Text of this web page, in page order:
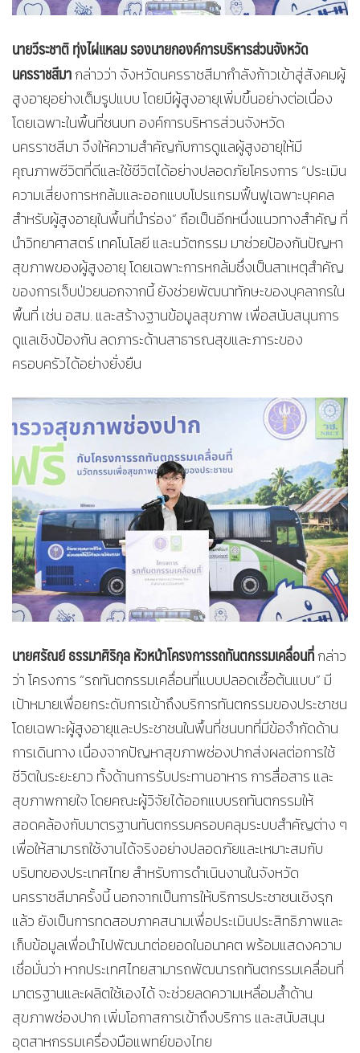
นายวีระชาติ ทุ่งไผ่แหลม รองนายกองค์การบริหารส่วนจังหวัด
นครราชสีมากล่าวว่า จังหวัดนครราชสีมากำลังก้าวเข้าสู่สังคมผู้
สูงอายุอย่างเต็มรูปแบบ โดยมีผู้สูงอายุเพิ่มขึ้นอย่างต่อเนื่อง
โดยเฉพาะในพื้นที่ชนบท องค์การบริหารส่วนจังหวัด
นครราชสีมา จึงให้ความสำคัญกับการดูแลผู้สูงอายุให้มี
คุณภาพชีวิตที่ดีและใช้ชีวิตได้อย่างปลอดภัยโครงการ “ประเมิน
ความเสี่ยงการหกล้มและออกแบบโปรแกรมฟื้นฟูเฉพาะบุคคล
สำหรับผู้สูงอายุในพื้นที่นำร่อง” ถือเป็นอีกหนึ่งแนวทางสำคัญ ที่
นำวิทยาศาสตร์ เทคโนโลยี และนวัตกรรม มาช่วยป้องกันปัญหา
สุขภาพของผู้สูงอายุ โดยเฉพาะการหกล้มซึ่งเป็นสาเหตุสำคัญ
ของการเจ็บป่วยนอกจากนี้ ยังช่วยพัฒนาทักษะของบุคลากรใน
พื้นที่ เช่น อสม. และสร้างฐานข้อมูลสุขภาพ เพื่อสนับสนุนการ
ดูแลเชิงป้องกัน ลดภาระด้านสาธารณสุขและภาระของ
ครอบครัวได้อย่างยั่งยืน
นายศรัณย์ ธรรมาศิริกุล หัวหน้าโครงการรถทันตกรรมเคลื่อนที่กล่าว
ว่า โครงการ “รถทันตกรรมเคลื่อนที่แบบปลอดเชื้อต้นแบบ” มี
เป้าหมายเพื่อยกระดับการเข้าถึงบริการทันตกรรมของประชาชน
โดยเฉพาะผู้สูงอายุและประชาชนในพื้นที่ชนบทที่มีข้อจำกัดด้าน
การเดินทาง เนื่องจากปัญหาสุขภาพช่องปากส่งผลต่อการใช้
ชีวิตในระยะยาว ทั้งด้านการรับประทานอาหาร การสื่อสาร และ
สุขภาพกายใจ โดยคณะผู้วิจัยได้ออกแบบรถทันตกรรมให้
สอดคล้องกับมาตรฐานทันตกรรมครอบคลุมระบบสำคัญต่าง ๆ
เพื่อให้สามารถใช้งานได้จริงอย่างปลอดภัยและเหมาะสมกับ
บริบทของประเทศไทย สำหรับการดำเนินงานในจังหวัด
นครราชสีมาครั้งนี้ นอกจากเป็นการให้บริการประชาชนเชิงรุก
แล้ว ยังเป็นการทดสอบภาคสนามเพื่อประเมินประสิทธิภาพและ
เก็บข้อมูลเพื่อนำไปพัฒนาต่อยอดในอนาคต พร้อมแสดงความ
เชื่อมั่นว่า หากประเทศไทยสามารถพัฒนารถทันตกรรมเคลื่อนที่
มาตรฐานและผลิตใช้เองได้ จะช่วยลดความเหลื่อมล้ำด้าน
สุขภาพช่องปาก เพิ่มโอกาสการเข้าถึงบริการ และสนับสนุน
อุตสาหกรรมเครื่องมือแพทย์ของไทย